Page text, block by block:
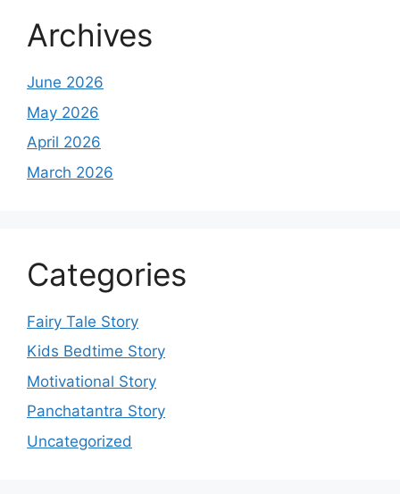
Archives
June 2026
May 2026
April 2026
March 2026
Categories
Fairy Tale Story
Kids Bedtime Story
Motivational Story
Panchatantra Story
Uncategorized